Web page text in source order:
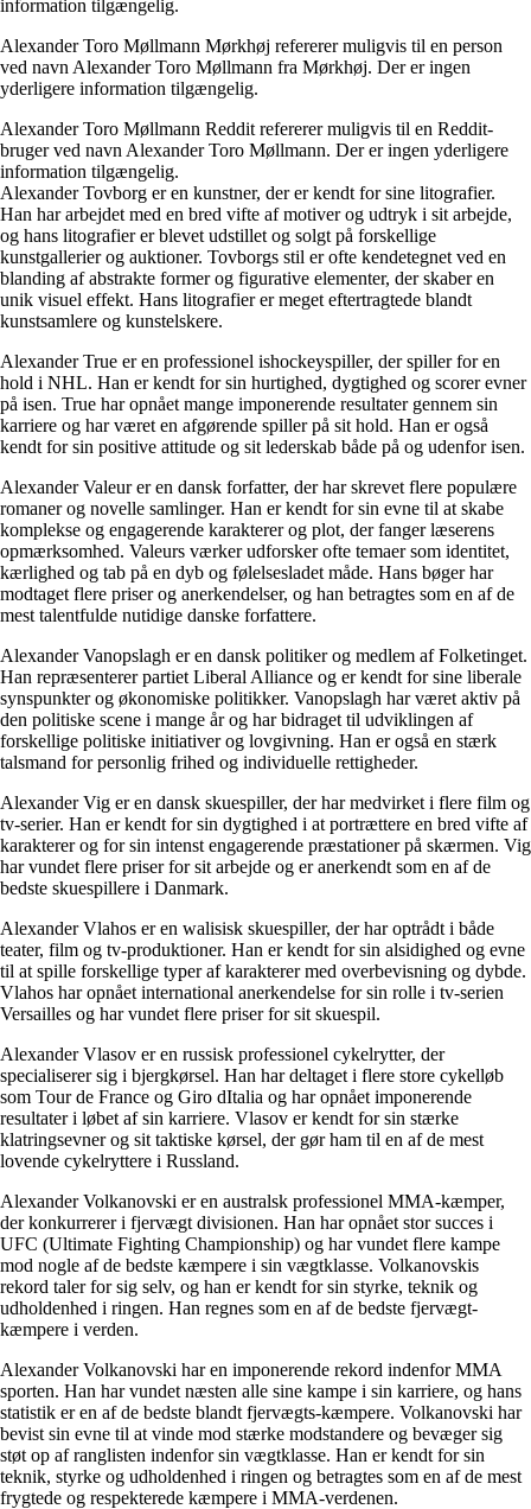
information tilgængelig.
Alexander Toro Møllmann Mørkhøj refererer muligvis til en person
ved navn Alexander Toro Møllmann fra Mørkhøj. Der er ingen
yderligere information tilgængelig.
Alexander Toro Møllmann Reddit refererer muligvis til en Reddit-
bruger ved navn Alexander Toro Møllmann. Der er ingen yderligere
information tilgængelig.
Alexander Tovborg er en kunstner, der er kendt for sine litografier.
Han har arbejdet med en bred vifte af motiver og udtryk i sit arbejde,
og hans litografier er blevet udstillet og solgt på forskellige
kunstgallerier og auktioner. Tovborgs stil er ofte kendetegnet ved en
blanding af abstrakte former og figurative elementer, der skaber en
unik visuel effekt. Hans litografier er meget eftertragtede blandt
kunstsamlere og kunstelskere.
Alexander True er en professionel ishockeyspiller, der spiller for en
hold i NHL. Han er kendt for sin hurtighed, dygtighed og scorer evner
på isen. True har opnået mange imponerende resultater gennem sin
karriere og har været en afgørende spiller på sit hold. Han er også
kendt for sin positive attitude og sit lederskab både på og udenfor isen.
Alexander Valeur er en dansk forfatter, der har skrevet flere populære
romaner og novelle samlinger. Han er kendt for sin evne til at skabe
komplekse og engagerende karakterer og plot, der fanger læserens
opmærksomhed. Valeurs værker udforsker ofte temaer som identitet,
kærlighed og tab på en dyb og følelsesladet måde. Hans bøger har
modtaget flere priser og anerkendelser, og han betragtes som en af de
mest talentfulde nutidige danske forfattere.
Alexander Vanopslagh er en dansk politiker og medlem af Folketinget.
Han repræsenterer partiet Liberal Alliance og er kendt for sine liberale
synspunkter og økonomiske politikker. Vanopslagh har været aktiv på
den politiske scene i mange år og har bidraget til udviklingen af
forskellige politiske initiativer og lovgivning. Han er også en stærk
talsmand for personlig frihed og individuelle rettigheder.
Alexander Vig er en dansk skuespiller, der har medvirket i flere film og
tv-serier. Han er kendt for sin dygtighed i at portrættere en bred vifte af
karakterer og for sin intenst engagerende præstationer på skærmen. Vig
har vundet flere priser for sit arbejde og er anerkendt som en af de
bedste skuespillere i Danmark.
Alexander Vlahos er en walisisk skuespiller, der har optrådt i både
teater, film og tv-produktioner. Han er kendt for sin alsidighed og evne
til at spille forskellige typer af karakterer med overbevisning og dybde.
Vlahos har opnået international anerkendelse for sin rolle i tv-serien
Versailles og har vundet flere priser for sit skuespil.
Alexander Vlasov er en russisk professionel cykelrytter, der
specialiserer sig i bjergkørsel. Han har deltaget i flere store cykelløb
som Tour de France og Giro dItalia og har opnået imponerende
resultater i løbet af sin karriere. Vlasov er kendt for sin stærke
klatringsevner og sit taktiske kørsel, der gør ham til en af de mest
lovende cykelryttere i Russland.
Alexander Volkanovski er en australsk professionel MMA-kæmper,
der konkurrerer i fjervægt divisionen. Han har opnået stor succes i
UFC (Ultimate Fighting Championship) og har vundet flere kampe
mod nogle af de bedste kæmpere i sin vægtklasse. Volkanovskis
rekord taler for sig selv, og han er kendt for sin styrke, teknik og
udholdenhed i ringen. Han regnes som en af de bedste fjervægt-
kæmpere i verden.
Alexander Volkanovski har en imponerende rekord indenfor MMA
sporten. Han har vundet næsten alle sine kampe i sin karriere, og hans
statistik er en af de bedste blandt fjervægts-kæmpere. Volkanovski har
bevist sin evne til at vinde mod stærke modstandere og bevæger sig
støt op af ranglisten indenfor sin vægtklasse. Han er kendt for sin
teknik, styrke og udholdenhed i ringen og betragtes som en af de mest
frygtede og respekterede kæmpere i MMA-verdenen.